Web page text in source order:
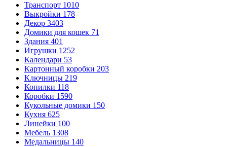
Транспорт 1010
Выкройки 178
Декор 3403
Домики для кошек 71
Здания 401
Игрушки 1252
Календари 53
Картонный коробки 203
Ключницы 219
Копилки 118
Коробки 1590
Кукольные домики 150
Кухня 625
Линейки 100
Мебель 1308
Медальницы 140